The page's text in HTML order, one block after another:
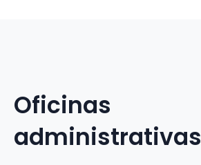
Oficinas
administrativas